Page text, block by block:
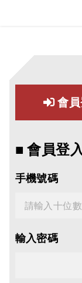
會員
■ 會員登
手機號碼
輸入密碼